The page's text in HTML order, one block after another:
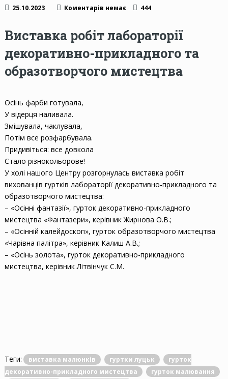
25.10.2023 Коментарів немає 444
Виставка робіт лабораторії
декоративно-прикладного та
образотворчого мистецтва
Осінь фарби готувала,
У відерця наливала.
Змішувала, чаклувала,
Потім все розфарбувала.
Придивіться: все довкола
Стало різнокольорове!
У холі нашого Центру розгорнулась виставка робіт
вихованців гуртків лабораторії декоративно-прикладного та
образотворчого мистецтва:
– «Осінні фантазії», гурток декоративно-прикладного
мистецтва «Фантазери», керівник Жирнова О.В.;
– «Осінній калейдоскоп», гурток образотворчого мистецтва
«Чарівна палітра», керівник Калиш А.В.;
– «Осінь золота», гурток декоративно-прикладного
мистецтва, керівник Літвінчук С.М.
Теги: виставка малюнків гуртки луцьк
гурток
декоративно-прикладного мистецтва
гурток малювання